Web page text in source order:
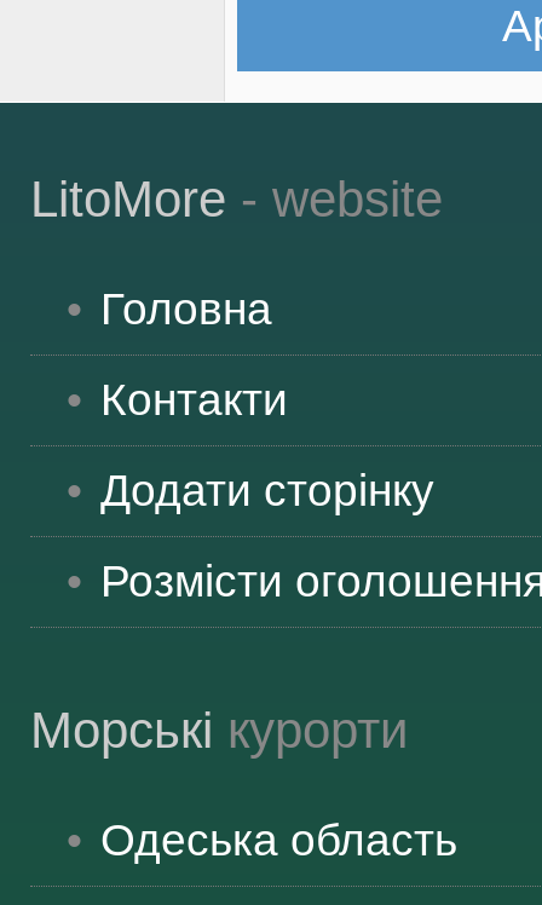
LitoMore - website
Головна
Контакти
Додати сторінку
Розмісти
Морські курорти
Одеська область